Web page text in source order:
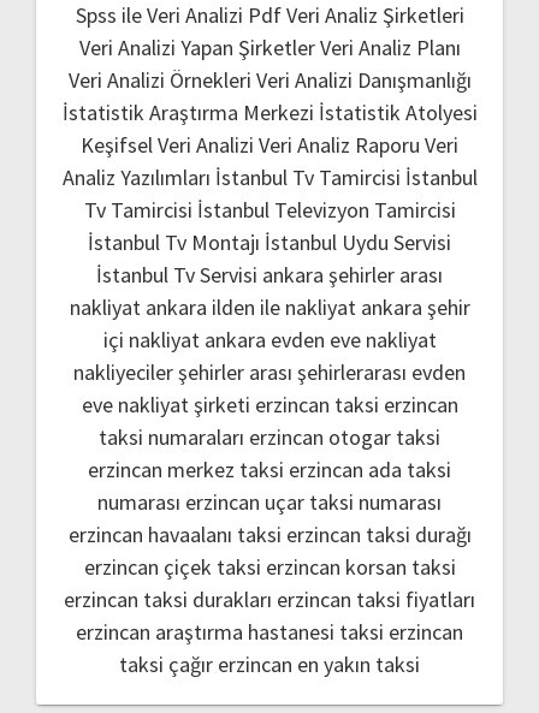
Spss ile Veri Analizi PdfVeri Analiz Şirketleri
Veri Analizi Yapan ŞirketlerVeri Analiz Planı
Veri Analizi Örnekleri Veri Analizi Danışmanlığı
İstatistik Araştırma Merkezi İstatistik Atolyesi
Keşifsel Veri Analizi Veri Analiz Raporu Veri
Analiz Yazılımları İstanbul Tv Tamircisi İstanbul
Tv Tamircisi İstanbul Televizyon Tamircisi
İstanbul Tv Montajı İstanbul Uydu Servisi
İstanbul Tv Servisi ankara şehirler arası
nakliyat ankara ilden ile nakliyat ankara şehir
içi nakliyat ankara evden eve nakliyat
nakliyeciler şehirler arası şehirlerarası evden
eve nakliyat şirketi erzincan taksi erzincan
taksi numaraları erzincan otogar taksi
erzincan merkez taksi erzincan ada taksi
numarası erzincan uçar taksi numarası
erzincan havaalanı taksi erzincan taksi durağı
erzincan çiçek taksi erzincan korsan taksi
erzincan taksi durakları erzincan taksi fiyatları
erzincan araştırma hastanesi taksi erzincan
taksi çağır erzincan en yakın taksi